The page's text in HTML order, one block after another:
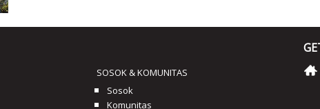
SOSOK & KOMUNITAS
Sosok
Komunitas